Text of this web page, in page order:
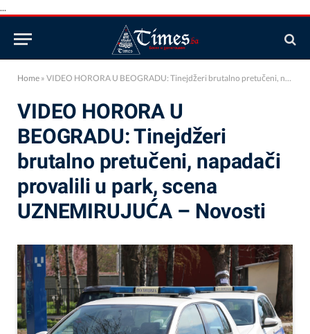
...
Home » VIDEO HORORA U BEOGRADU: Tinejdžeri brutalno pretučeni, napadači provalili u park, scena UZNEMIRUJUĆA – Novosti
VIDEO HORORA U
BEOGRADU: Tinejdžeri
brutalno pretučeni, napadači
provalili u park, scena
UZNEMIRUJUĆA – Novosti